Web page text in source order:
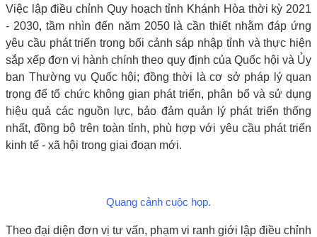
Việc lập điều chỉnh Quy hoạch tỉnh Khánh Hòa thời kỳ 2021
- 2030, tầm nhìn đến năm 2050 là cần thiết nhằm đáp ứng
yêu cầu phát triển trong bối cảnh sáp nhập tỉnh và thực hiện
sắp xếp đơn vị hành chính theo quy định của Quốc hội và Ủy
ban Thường vụ Quốc hội; đồng thời là cơ sở pháp lý quan
trọng để tổ chức không gian phát triển, phân bổ và sử dụng
hiệu quả các nguồn lực, bảo đảm quản lý phát triển thống
nhất, đồng bộ trên toàn tỉnh, phù hợp với yêu cầu phát triển
kinh tế - xã hội trong giai đoạn mới.
Quang cảnh cuộc họp.
Theo đại diện đơn vị tư vấn, phạm vi ranh giới lập điều chỉnh